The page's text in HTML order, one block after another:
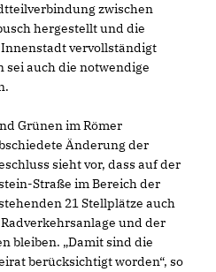
zwischen
hergestellt und die
vervollständigt
sei auch die notwendige
Grünen im Römer
Änderung der
sieht vor, dass auf der
Straße im Bereich der
21 Stellplätze auch
und der
bleiben. „Damit sind die
berücksichtigt worden“, so